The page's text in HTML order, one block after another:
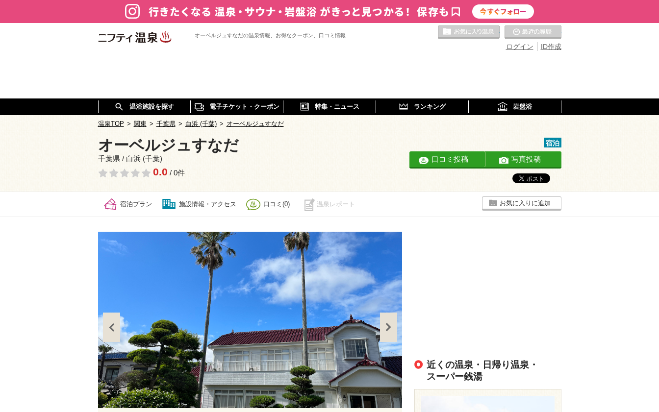
オーベルジュすなだの温泉情報、お得なクーポン、口コミ情報
ID作成
ログイン
お気に入りの温泉
温浴施設を探す 電子チケット・クーポン 特集・ニュース ランキング 岩盤浴
温泉TOP > 関東 > 千葉県 > 白浜 (千葉) > オーベルジュすなだ
オーベルジュすなだ
千葉県 / 白浜 (千葉)
0.0 / 0件
宿泊
口コミ投稿 写真投稿
宿泊プラン 施設情報・アクセス 口コミ(0) 温泉レポート お気に入りに追加
近くの温泉・日帰り温泉・
スーパー銭湯